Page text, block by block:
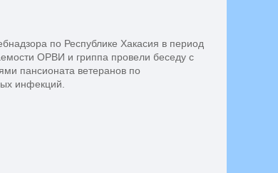
по Республике Хакасия в период
ОРВИ и гриппа провели беседу с
пансионата ветеранов по
инфекций.